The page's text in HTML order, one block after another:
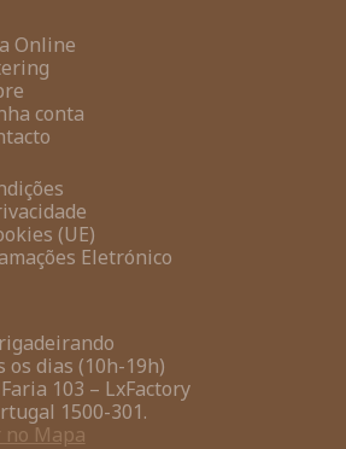
Online
conta
(UE)
Eletrónico
os dias (10h-19h)
103 – LxFactory
1500-301.
no Mapa